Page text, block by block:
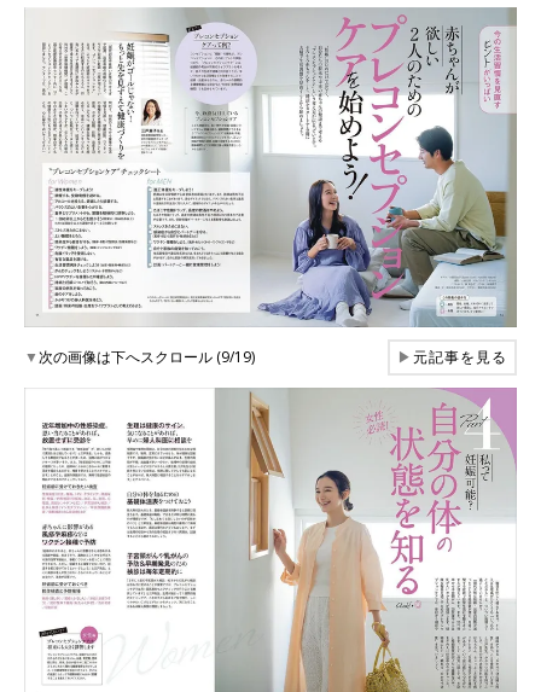
▼次の画像は下へスクロール (9/19) ▶元記事を見る